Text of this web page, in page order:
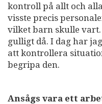
kontroll på allt och
visste precis
vilket barn skulle
gulligt då. I dag har
att kontrollera
begripa den.
Ansågs vara ett